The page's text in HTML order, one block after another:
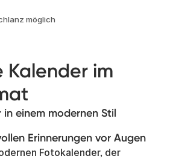
möglich
Kalender im
einem modernen Stil
Erinnerungen vor Augen
Fotokalender, der